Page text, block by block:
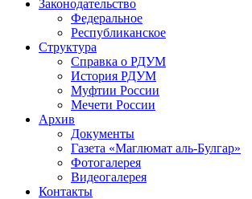
Законодательство
Федеральное
Республиканское
Структура
Справка о РДУМ
История РДУМ
Муфтии России
Мечети России
Архив
Документы
Газета «Маглюмат аль-Булгар»
Фотогалерея
Видеогалерея
Контакты